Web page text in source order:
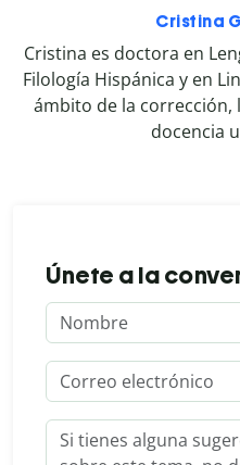
Cristina
Cristina es doctora en
Filología Hispánica y en
ámbito de la corrección,
docencia
Únete a la